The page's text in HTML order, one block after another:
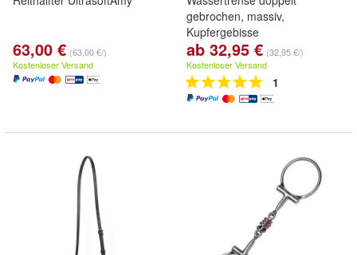
63,00 € (63,00 €/)
Kostenloser Versand
gebrochen, massiv,
Kupfergebisse
ab 32,95 € (32,95 €/)
Kostenloser Versand
1